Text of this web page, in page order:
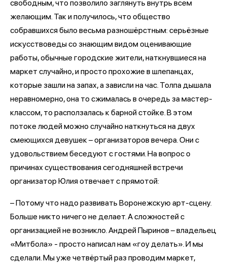
свободным, что позволило заглянуть внутрь всем
желающим. Так и получилось, что общество
собравшихся было весьма разношёрстным: серьёзные
искусствоведы со знающим видом оценивающие
работы, обычные городские жители, наткнувшиеся на
маркет случайно, и просто прохожие в шлепанцах,
которые зашли на запах, а зависли на час. Толпа дышала
неравномерно, она то сжималась в очередь за мастер-
классом, то расползалась к барной стойке. В этом
потоке людей можно случайно наткнуться на двух
смеющихся девушек – организаторов вечера. Они с
удовольствием беседуют с гостями. На вопрос о
причинах существования сегодняшней встречи
организатор Юлия отвечает с прямотой:
– Потому что надо развивать Воронежскую арт-сцену.
Больше никто ничего не делает. А сложностей с
организацией не возникло. Андрей Пыринов – владельец
«Митбола» - просто написал нам «гоу делать». И мы
сделали. Мы уже четвёртый раз проводим маркет,